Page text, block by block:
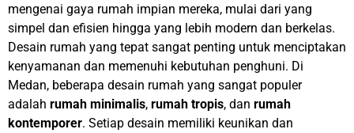
mengenai gaya rumah impian mereka, mulai dari yang
simpel dan efisien hingga yang lebih modern dan berkelas.
Desain rumah yang tepat sangat penting untuk menciptakan
kenyamanan dan memenuhi kebutuhan penghuni. Di
Medan, beberapa desain rumah yang sangat populer
adalah rumah minimalis, rumah tropis, dan rumah
kontemporer. Setiap desain memiliki keunikan dan